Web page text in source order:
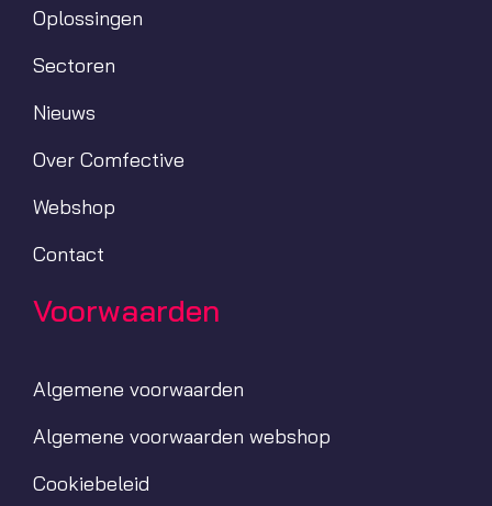
Oplossingen
Sectoren
Nieuws
Over Comfective
Webshop
Contact
Voorwaarden
Algemene voorwaarden
Algemene voorwaarden webshop
Cookiebeleid